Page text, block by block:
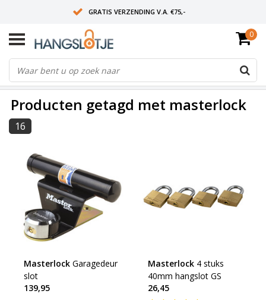
GRATIS VERZENDING V.A. €75,-
OP WERKDAGEN VOOR 15:00 BESTELD? VOLGENDE DAG OP SLOT!
ALLES UIT VOORRAAD
0
Producten getagd met masterlock
16
Masterlock Garagedeur
slot
139,95
Masterlock 4 stuks
40mm hangslot GS
26,45